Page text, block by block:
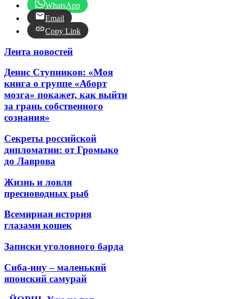
WhatsApp
Email
Copy Link
Лента новостей
Денис Ступников: «Моя
книга о группе «Аборт
мозга» покажет, как выйти
за грань собственного
сознания»
Секреты российской
дипломатии: от Громыко
до Лаврова
Жизнь и ловля
пресноводных рыб
Всемирная история
глазами кошек
Записки уголовного барда
Сиба-ину – маленький
японский самурай